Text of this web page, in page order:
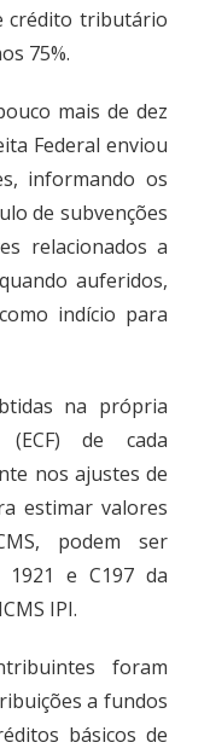
crédito tributário
75%.
mais de dez
Federal enviou
informando os
de subvenções
relacionados a
auferidos,
indício para
na própria
(ECF) de cada
nos ajustes de
estimar valores
podem ser
1921 e C197 da
IPI.
foram
a fundos
básicos de